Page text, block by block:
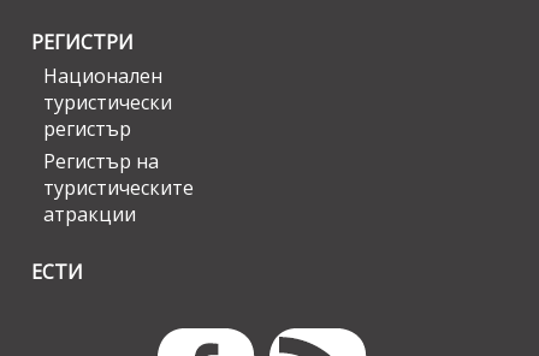
РЕГИСТРИ
Национален
туристически
регистър
Регистър на
туристическите
атракции
ЕСТИ